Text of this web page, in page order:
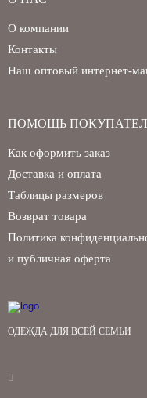
ОДЕЖДА ДЛЯ ВСЕЙ СЕМЬИ
О компании
Контакты
Наш оптовый интернет-
ПОМОЩЬ
Как оформить заказ
Доставка и оплата
Таблицы размеров
Возврат товара
Политика
и публичная оферта